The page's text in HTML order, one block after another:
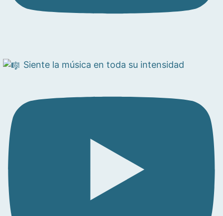
Siente la música en toda su intensidad